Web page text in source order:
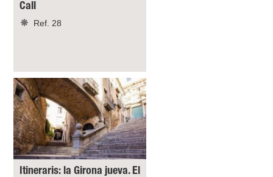
Call
Ref. 28
Itineraris: la Girona jueva. El